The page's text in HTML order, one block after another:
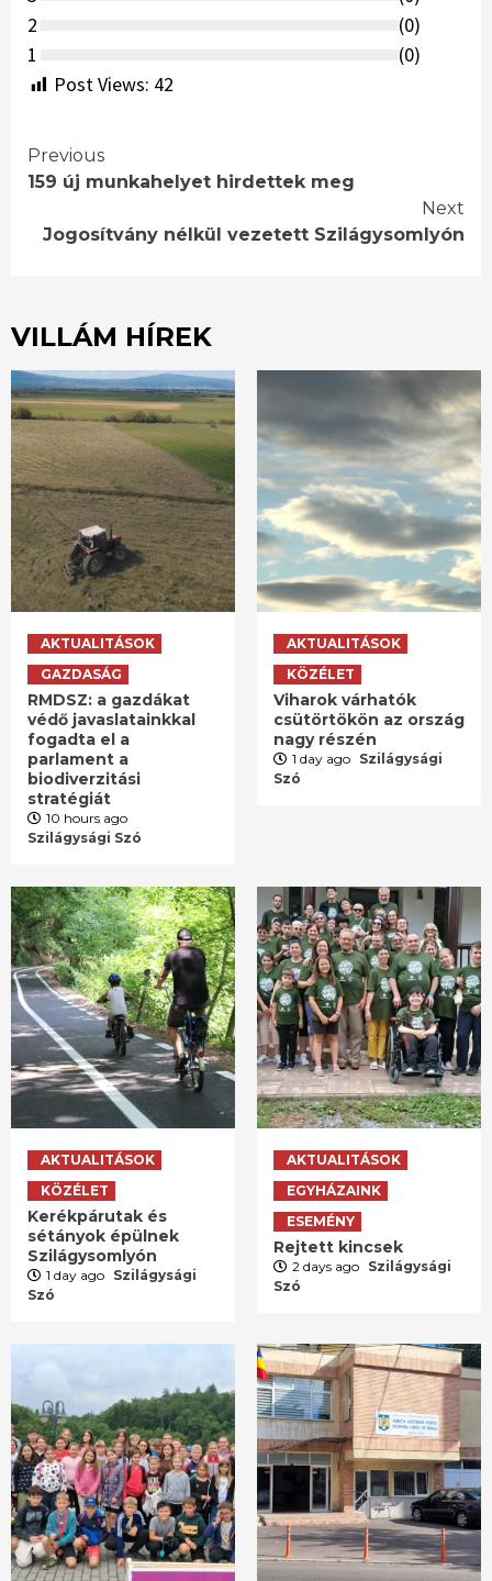
2
(0)
1
(0)
Post Views: 42
Continue
Previous
159 új munkahelyet hirdettek meg
Next
Jogosítvány nélkül vezetett Szilágysomlyón
VILLÁM HÍREK
AKTUALITÁSOK
GAZDASÁG
RMDSZ: a gazdákat
védő javaslatainkkal
fogadta el a
parlament a
biodiverzitási
stratégiát
10 hours ago
Szilágysági Szó
AKTUALITÁSOK
KÖZÉLET
Viharok várhatók
csütörtökön az ország
nagy részén
1 day ago Szilágysági
Szó
AKTUALITÁSOK
KÖZÉLET
Kerékpárutak és
sétányok épülnek
Szilágysomlyón
1 day ago Szilágysági
Szó
AKTUALITÁSOK
EGYHÁZAINK
ESEMÉNY
Rejtett kincsek
2 days ago Szilágysági
Szó